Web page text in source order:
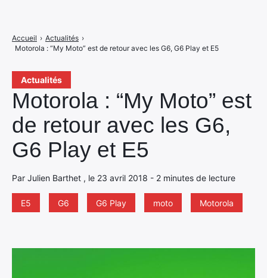
Actualités
Motorola : “My Moto” est
de retour avec les G6,
G6 Play et E5
Par Julien Barthet , le 23 avril 2018 - 2 minutes de lecture
E5 G6 G6 Play moto Motorola
Accueil › Actualités ›
Motorola : “My Moto” est de retour avec les G6, G6 Play et E5